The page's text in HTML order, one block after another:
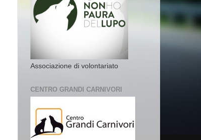
Associazione di volontariato
CENTRO GRANDI CARNIVORI